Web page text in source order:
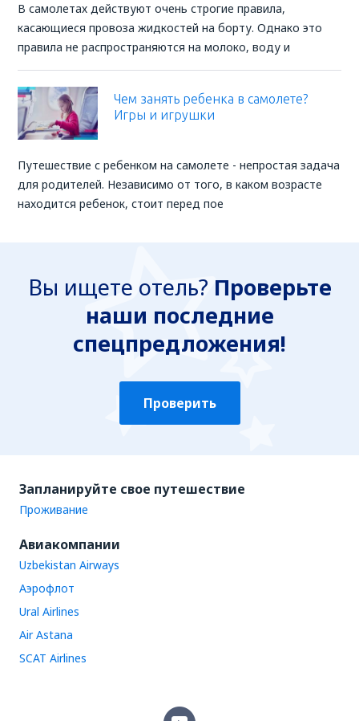
В самолетах действуют очень строгие правила,
касающиеся провоза жидкостей на борту. Однако это
правила не распространяются на молоко, воду и
Чем занять ребенка в самолете?
Игры и игрушки
Путешествие с ребенком на самолете - непростая задача
для родителей. Независимо от того, в каком возрасте
находится ребенок, стоит перед пое
Вы ищете отель? Проверьте
наши последние
спецпредложения!
Проверить
Запланируйте свое путешествие
Проживание
Авиакомпании
Uzbekistan Airways
Аэрофлот
Ural Airlines
Air Astana
SCAT Airlines